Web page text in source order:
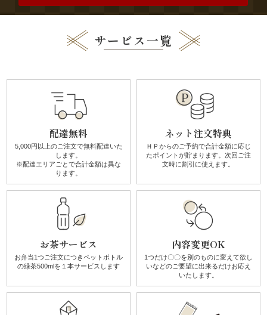
し
和
食》
シ
ー
ズ
サービス一覧
配達無料
5,000円以上のご注文で無料配達いた
します。
※配達エリアごとで合計金額は異な
ります。
ネット注文特典
ＨＰからのご予約で合計金額に応じ
たポイントが貯まります。 次回ご注
文時に割引に使えます。
お茶サービス
お弁当1つご注文につきペットボトル
の緑茶500mlを１本サービスします
内容変更OK
1つだけ〇〇を別のものに変えて欲し
いなどのご要望に出来るだけお応え
いたします。